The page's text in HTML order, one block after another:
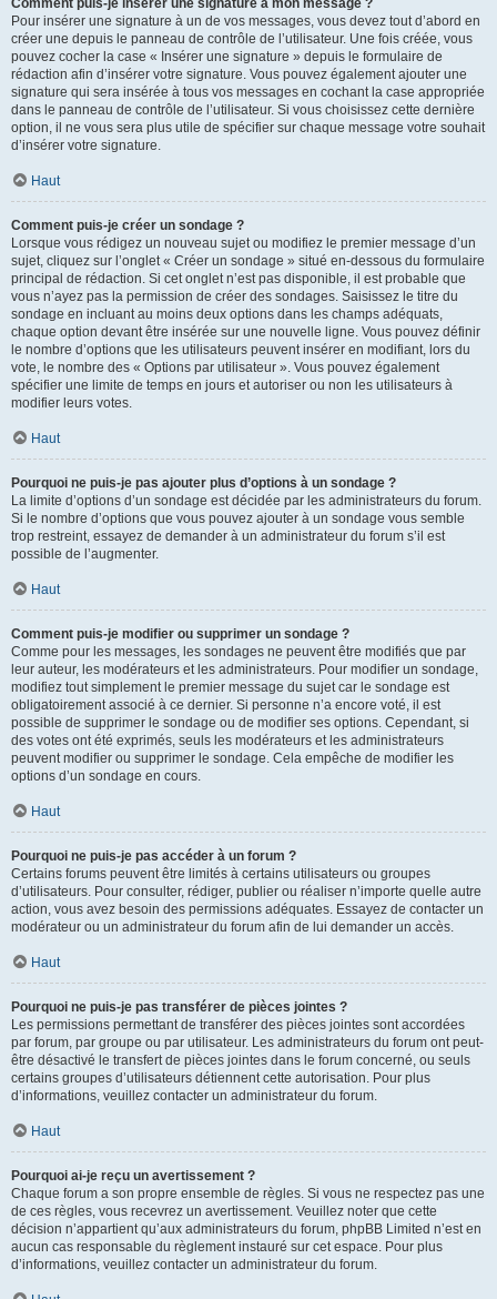
Comment puis-je insérer une signature à mon message ?
Pour insérer une signature à un de vos messages, vous devez tout d’abord en
créer une depuis le panneau de contrôle de l’utilisateur. Une fois créée, vous
pouvez cocher la case « Insérer une signature » depuis le formulaire de
rédaction afin d’insérer votre signature. Vous pouvez également ajouter une
signature qui sera insérée à tous vos messages en cochant la case appropriée
dans le panneau de contrôle de l’utilisateur. Si vous choisissez cette dernière
option, il ne vous sera plus utile de spécifier sur chaque message votre souhait
d’insérer votre signature.
Haut
Comment puis-je créer un sondage ?
Lorsque vous rédigez un nouveau sujet ou modifiez le premier message d’un
sujet, cliquez sur l’onglet « Créer un sondage » situé en-dessous du formulaire
principal de rédaction. Si cet onglet n’est pas disponible, il est probable que
vous n’ayez pas la permission de créer des sondages. Saisissez le titre du
sondage en incluant au moins deux options dans les champs adéquats,
chaque option devant être insérée sur une nouvelle ligne. Vous pouvez définir
le nombre d’options que les utilisateurs peuvent insérer en modifiant, lors du
vote, le nombre des « Options par utilisateur ». Vous pouvez également
spécifier une limite de temps en jours et autoriser ou non les utilisateurs à
modifier leurs votes.
Haut
Pourquoi ne puis-je pas ajouter plus d’options à un sondage ?
La limite d’options d’un sondage est décidée par les administrateurs du forum.
Si le nombre d’options que vous pouvez ajouter à un sondage vous semble
trop restreint, essayez de demander à un administrateur du forum s’il est
possible de l’augmenter.
Haut
Comment puis-je modifier ou supprimer un sondage ?
Comme pour les messages, les sondages ne peuvent être modifiés que par
leur auteur, les modérateurs et les administrateurs. Pour modifier un sondage,
modifiez tout simplement le premier message du sujet car le sondage est
obligatoirement associé à ce dernier. Si personne n’a encore voté, il est
possible de supprimer le sondage ou de modifier ses options. Cependant, si
des votes ont été exprimés, seuls les modérateurs et les administrateurs
peuvent modifier ou supprimer le sondage. Cela empêche de modifier les
options d’un sondage en cours.
Haut
Pourquoi ne puis-je pas accéder à un forum ?
Certains forums peuvent être limités à certains utilisateurs ou groupes
d’utilisateurs. Pour consulter, rédiger, publier ou réaliser n’importe quelle autre
action, vous avez besoin des permissions adéquates. Essayez de contacter un
modérateur ou un administrateur du forum afin de lui demander un accès.
Haut
Pourquoi ne puis-je pas transférer de pièces jointes ?
Les permissions permettant de transférer des pièces jointes sont accordées
par forum, par groupe ou par utilisateur. Les administrateurs du forum ont peut-
être désactivé le transfert de pièces jointes dans le forum concerné, ou seuls
certains groupes d’utilisateurs détiennent cette autorisation. Pour plus
d’informations, veuillez contacter un administrateur du forum.
Haut
Pourquoi ai-je reçu un avertissement ?
Chaque forum a son propre ensemble de règles. Si vous ne respectez pas une
de ces règles, vous recevrez un avertissement. Veuillez noter que cette
décision n’appartient qu’aux administrateurs du forum, phpBB Limited n’est en
aucun cas responsable du règlement instauré sur cet espace. Pour plus
d’informations, veuillez contacter un administrateur du forum.